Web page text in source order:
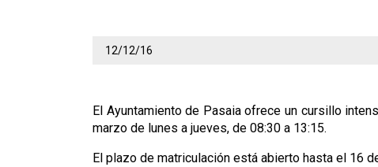
12/12/16
El Ayuntamiento de Pasaia ofrece un cursillo
marzo de lunes a jueves, de 08:30 a 13:15.
El plazo de matriculación está abierto hasta el 16